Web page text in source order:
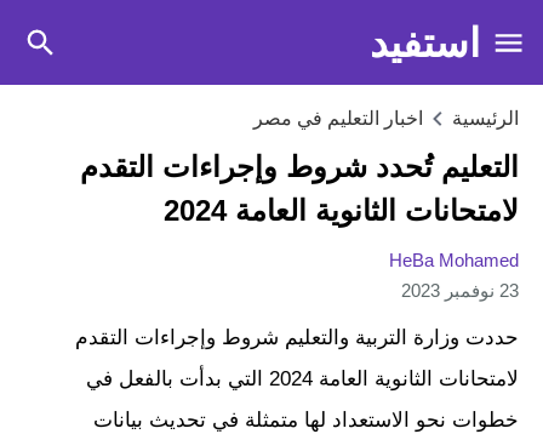
استفيد
الرئيسية اخبار التعليم في مصر
التعليم تُحدد شروط وإجراءات التقدم
لامتحانات الثانوية العامة 2024
HeBa Mohamed
23 نوفمبر 2023
حددت وزارة التربية والتعليم شروط وإجراءات التقدم
لامتحانات الثانوية العامة 2024 التي بدأت بالفعل في
خطوات نحو الاستعداد لها متمثلة في تحديث بيانات